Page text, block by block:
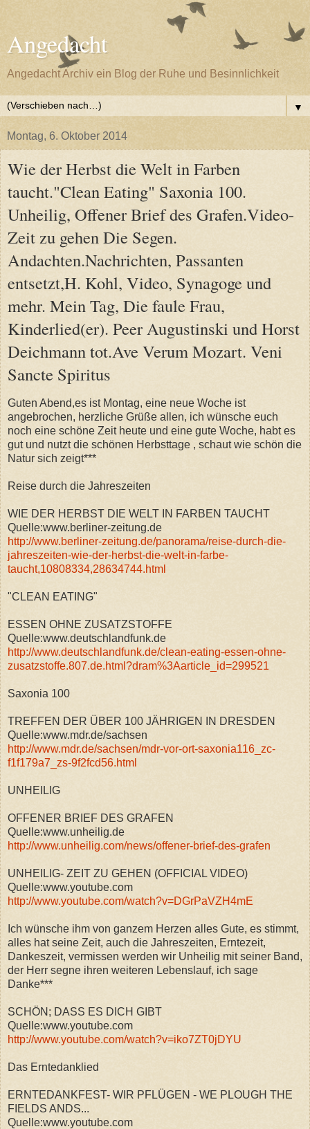
Angedacht
Angedacht Archiv ein Blog der Ruhe und Besinnlichkeit
▼
Montag, 6. Oktober 2014
Wie der Herbst die Welt in Farben
taucht."Clean Eating" Saxonia 100.
Unheilig, Offener Brief des Grafen.Video-
Zeit zu gehen Die Segen.
Andachten.Nachrichten, Passanten
entsetzt,H. Kohl, Video, Synagoge und
mehr. Mein Tag, Die faule Frau,
Kinderlied(er). Peer Augustinski und Horst
Deichmann tot.Ave Verum Mozart. Veni
Sancte Spiritus
Guten Abend,es ist Montag, eine neue Woche ist
angebrochen, herzliche Grüße allen, ich wünsche euch
noch eine schöne Zeit heute und eine gute Woche, habt es
gut und nutzt die schönen Herbsttage , schaut wie schön die
Natur sich zeigt***
Reise durch die Jahreszeiten
WIE DER HERBST DIE WELT IN FARBEN TAUCHT
Quelle:www.berliner-zeitung.de
http://www.berliner-zeitung.de/panorama/reise-durch-die-
jahreszeiten-wie-der-herbst-die-welt-in-farbe-
taucht,10808334,28634744.html
"CLEAN EATING"
ESSEN OHNE ZUSATZSTOFFE
Quelle:www.deutschlandfunk.de
http://www.deutschlandfunk.de/clean-eating-essen-ohne-
zusatzstoffe.807.de.html?dram%3Aarticle_id=299521
Saxonia 100
TREFFEN DER ÜBER 100 JÄHRIGEN IN DRESDEN
Quelle:www.mdr.de/sachsen
http://www.mdr.de/sachsen/mdr-vor-ort-saxonia116_zc-
f1f179a7_zs-9f2fcd56.html
UNHEILIG
OFFENER BRIEF DES GRAFEN
Quelle:www.unheilig.de
http://www.unheilig.com/news/offener-brief-des-grafen
UNHEILIG- ZEIT ZU GEHEN (OFFICIAL VIDEO)
Quelle:www.youtube.com
http://www.youtube.com/watch?v=DGrPaVZH4mE
Ich wünsche ihm von ganzem Herzen alles Gute, es stimmt,
alles hat seine Zeit, auch die Jahreszeiten, Erntezeit,
Dankeszeit, vermissen werden wir Unheilig mit seiner Band,
der Herr segne ihren weiteren Lebenslauf, ich sage
Danke***
SCHÖN; DASS ES DICH GIBT
Quelle:www.youtube.com
http://www.youtube.com/watch?v=iko7ZT0jDYU
Das Erntedanklied
ERNTEDANKFEST- WIR PFLÜGEN - WE PLOUGH THE
FIELDS ANDS...
Quelle:www.youtube.com